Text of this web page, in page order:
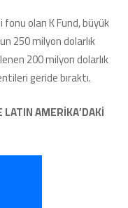
ve
teknoloji
alanındaki
fırsatları
kaçırmayın!
olan K Fund, büyük
250 milyon dolarlık
200 milyon dolarlık
geride bıraktı.
AMERİKA’DAKİ